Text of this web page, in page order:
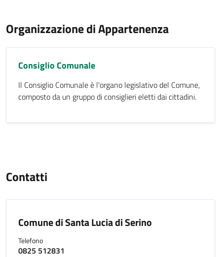
Organizzazione di Appartenenza
Consiglio Comunale
Il Consiglio Comunale è l'organo legislativo del Comune,
composto da un gruppo di consiglieri eletti dai cittadini.
Contatti
Comune di Santa Lucia di Serino
Telefono
0825 512831